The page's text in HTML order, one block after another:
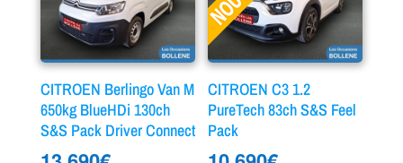
CITROEN Berlingo Van M
650kg BlueHDi 130ch
S&S Pack Driver Connect
CITROEN C3 1.2
PureTech 83ch S&S Feel
Pack